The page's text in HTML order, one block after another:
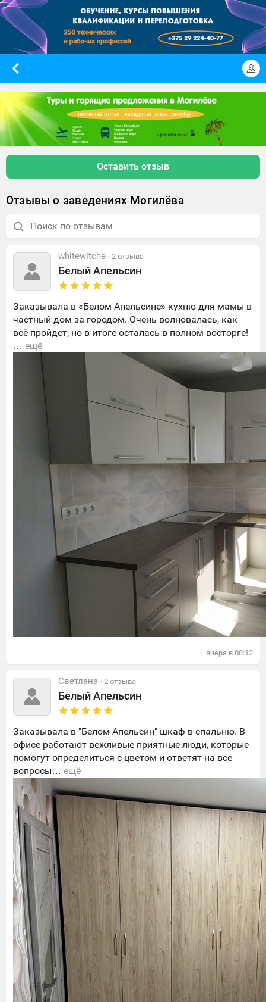
Оставить отзыв
Отзывы о заведениях Могилёва
whitewitche · 2 отзыва
Белый Апельсин
Заказывала в «Белом Апельсине» кухню для мамы в
частный дом за городом. Очень волновалась, как
всё пройдет, но в итоге осталась в полном восторге!
… ещё
вчера в 08:12
Светлана · 2 отзыва
Белый Апельсин
Заказывала в "Белом Апельсин" шкаф в спальню. В
офисе работают вежливые приятные люди, которые
помогут определиться с цветом и ответят на все
вопросы… ещё